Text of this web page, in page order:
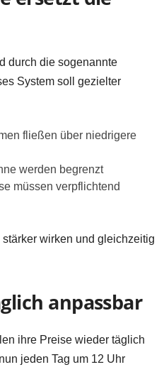
durch die sogenannte
System soll gezielter
fließen über niedrigere
werden begrenzt
müssen verpflichtend
wirken und gleichzeitig
anpassbar
ihre Preise wieder täglich
jeden Tag um 12 Uhr